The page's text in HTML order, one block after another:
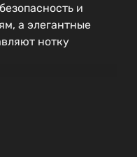
и
а элегантные
нотку